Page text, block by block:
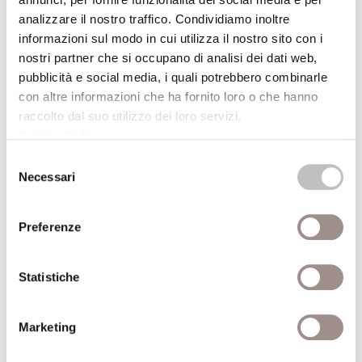
analizzare il nostro traffico. Condividiamo inoltre
informazioni sul modo in cui utilizza il nostro sito con i
nostri partner che si occupano di analisi dei dati web,
pubblicità e social media, i quali potrebbero combinarle
con altre informazioni che ha fornito loro o che hanno
raccolto dal suo utilizzo dei loro servizi.
delNecessari
Preferenze
Statistiche
Marketing
tutto campo), ma al prezzo dell'arresto della
discussione al suo interno su questioni
decisive (il dialogo interreligioso, il rilancio
di un'evangelizzazione autentica, il rapporto
non conflittuale tra scienza e fede) i cui
esiti si potranno chiarire alla fine di questa
Dati aggiuntivi
pubblicazione